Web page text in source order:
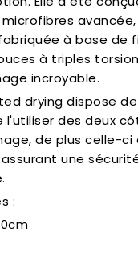
à base de
à triples
incroyable.
drying dispose
des deux
de plus celle-ci
une
: